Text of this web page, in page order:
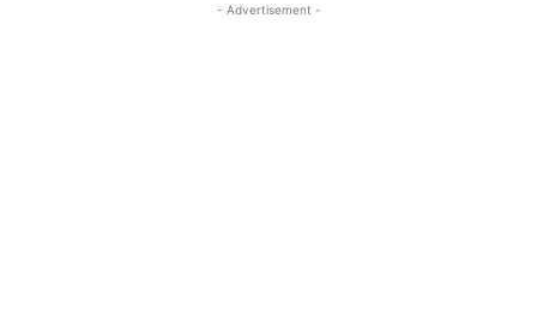
- Advertisement -